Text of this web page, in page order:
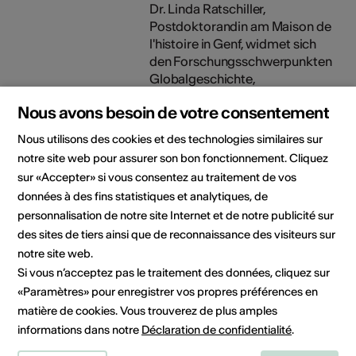
Dr. Linda Ratschiller,
Postdoktorandin am Maison de
l'histoire in Genf, widmet sich
den Forschungsschwerpunkten
Globalgeschichte,
Missionen sowie
Wissenschafts- und
Medizingeschichte seit 1800.
Gemeinsam mit Barbara Miller
und Simone Rees ist sie
Mitgründerin der
Website www.colonial-local.ch
und im Rahmen des
sie sowohl den theoretischen
als auch den praktischen Teil
betreuen.
Inscription /
Frist: 27. Oktober 2025
Nous avons besoin de votre consentement
Nous utilisons des cookies et des technologies similaires sur
notre site web pour assurer son bon fonctionnement. Cliquez
sur «Accepter» si vous consentez au traitement de vos
données à des fins statistiques et analytiques, de
personnalisation de notre site Internet et de notre publicité sur
des sites de tiers ainsi que de reconnaissance des visiteurs sur
notre site web.
Si vous n’acceptez pas le traitement des données, cliquez sur
«Paramètres» pour enregistrer vos propres préférences en
matière de cookies. Vous trouverez de plus amples
informations dans notre Déclaration de confidentialité.